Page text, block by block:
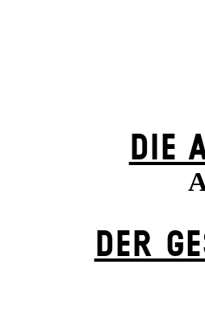
DIE
DER